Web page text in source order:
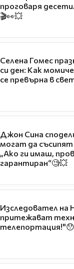
проговаря
🎬👀💥
Селена Гомес
си ден: Как
се превърна в
Джон Сина
могат да съсипят
„Ако ги имаш,
гарантиран“🧐💥
Изследовател
притежават